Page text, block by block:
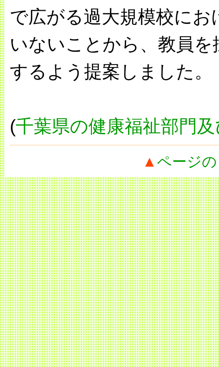
で広がる過大規模校に
いないことから、教員
するよう提案しました。
(千葉県の健康福祉部門
▲ ページ